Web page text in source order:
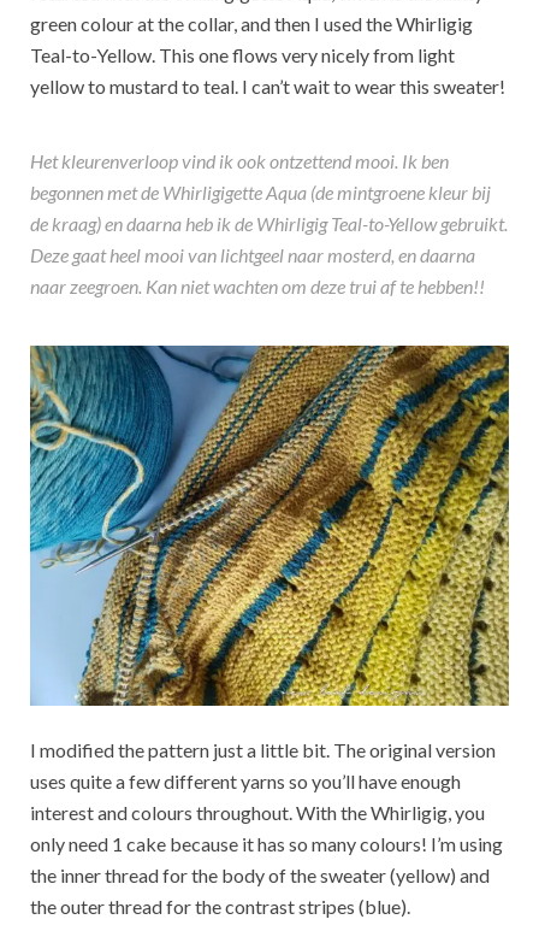
green colour at the collar, and then I used the Whirligig
Teal-to-Yellow. This one flows very nicely from light
yellow to mustard to teal. I can’t wait to wear this sweater!
Het kleurenverloop vind ik ook ontzettend mooi. Ik ben
begonnen met de Whirligigette Aqua (de mintgroene kleur bij
de kraag) en daarna heb ik de Whirligig Teal-to-Yellow gebruikt.
Deze gaat heel mooi van lichtgeel naar mosterd, en daarna
naar zeegroen. Kan niet wachten om deze trui af te hebben!!
I modified the pattern just a little bit. The original version
uses quite a few different yarns so you’ll have enough
interest and colours throughout. With the Whirligig, you
only need 1 cake because it has so many colours! I’m using
the inner thread for the body of the sweater (yellow) and
the outer thread for the contrast stripes (blue).